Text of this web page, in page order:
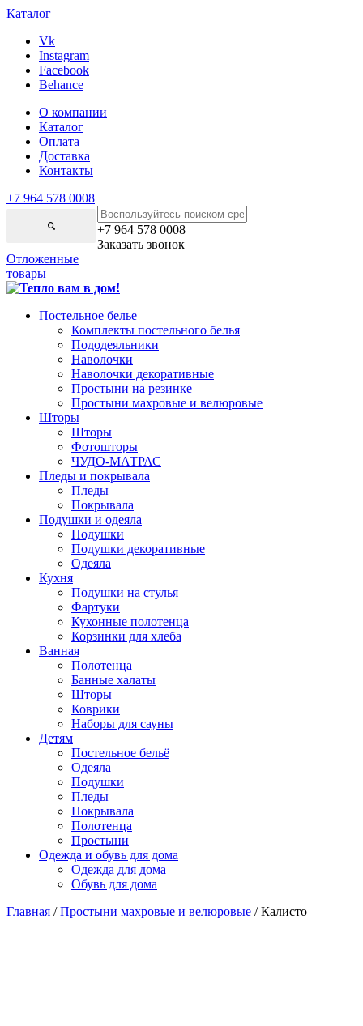
Каталог
Vk
Instagram
Facebook
Behance
О компании
Каталог
Оплата
Доставка
Контакты
+7 964 578 0008
+7 964 578 0008
Заказать звонок
Отложенные
товары
Постельное белье
Комплекты постельного белья
Пододеяльники
Наволочки
Наволочки декоративные
Простыни на резинке
Простыни махровые и велюровые
Шторы
Шторы
Фотошторы
ЧУДО-МАТРАС
Пледы и покрывала
Пледы
Покрывала
Подушки и одеяла
Подушки
Подушки декоративные
Одеяла
Кухня
Подушки на стулья
Фартуки
Кухонные полотенца
Корзинки для хлеба
Ванная
Полотенца
Банные халаты
Шторы
Коврики
Наборы для сауны
Детям
Постельное бельё
Одеяла
Подушки
Пледы
Покрывала
Полотенца
Простыни
Одежда и обувь для дома
Одежда для дома
Обувь для дома
Главная /Простыни махровые и велюровые / Калисто